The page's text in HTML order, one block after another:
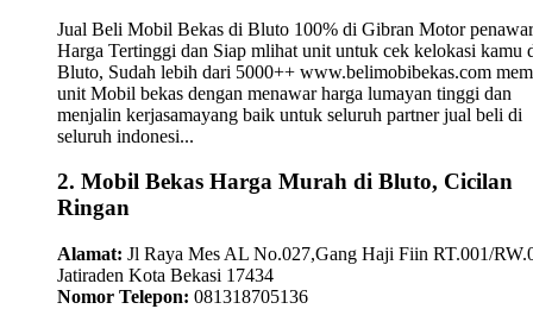
Jual Beli Mobil Bekas di Bluto 100% di Gibran Motor
Harga Tertinggi dan Siap mlihat unit untuk cek kelokasi kamu
Bluto, Sudah lebih dari 5000++ www.belimobibekas.com
unit Mobil bekas dengan menawar harga lumayan tinggi dan
menjalin kerjasamayang baik untuk seluruh partner jual beli di
seluruh indonesi...
2. Mobil Bekas Harga Murah di Bluto, Cicilan
Ringan
Alamat: Jl Raya Mes AL No.027,Gang Haji Fiin RT.001/
Jatiraden Kota Bekasi 17434
Nomor Telepon: 081318705136